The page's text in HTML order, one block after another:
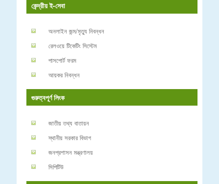
কেন্দ্রীয় ই-সেবা
অনলাইন জন্ম/মৃত্যু নিবন্ধন
রেলওয়ে টিকেটিং সিস্টেম
পাসপোর্ট ফরম
আয়কর নিবন্ধন
গুরুত্বপূর্ণ লিংক
জাতীয় তথ্য বাতায়ন
স্থানীয় সরকার বিভাগ
জনপ্রশাসন মন্ত্রণালয়
সিপিটিউ